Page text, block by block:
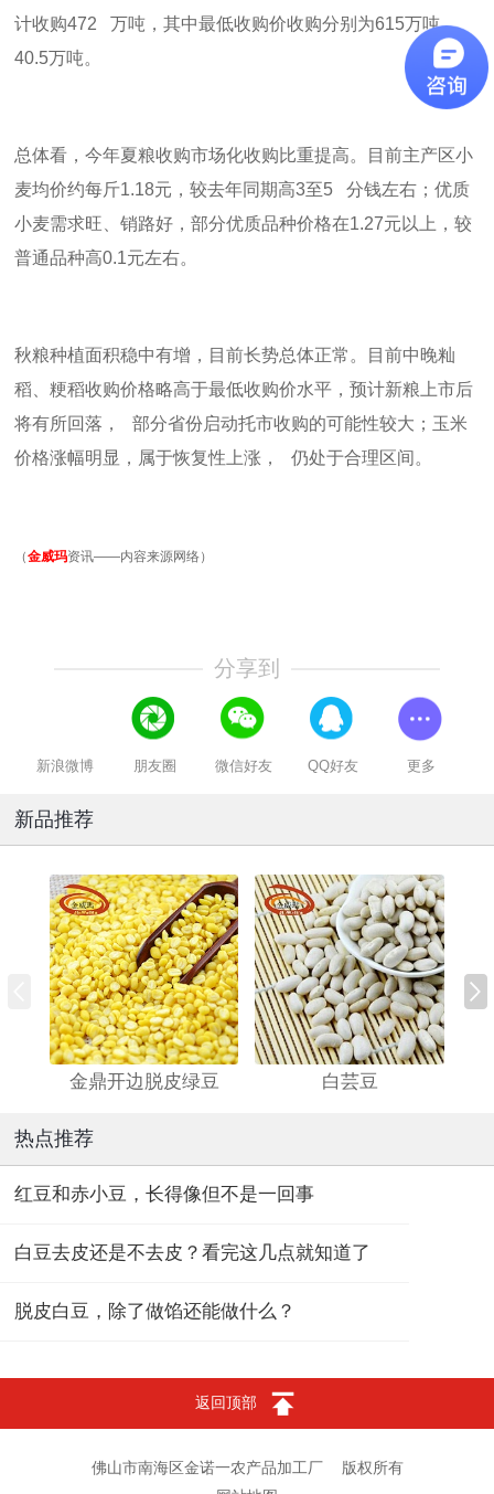
计收购472 万吨，其中最低收购价收购分别为615万吨、
40.5万吨。
总体看，今年夏粮收购市场化收购比重提高。目前主产区小
麦均价约每斤1.18元，较去年同期高3至5
分钱左右；优质
小麦需求旺、销路好，部分优质品种价格在1.27元以上，较
普通品种高0.1元左右。
秋粮种植面积稳中有增，目前长势总体正常。目前中晚籼
稻、粳稻收购价格略高于最低收购价水平，预计新粮上市后
将有所回落， 部分省份启动托市收购的可能性较大；玉米
价格涨幅明显，属于恢复性上涨， 仍处于合理区间。
（金威玛资讯——内容来源网络）
分享到
新浪微博 朋友圈 微信好友 QQ好友 更多
新品推荐
金鼎开边脱皮绿豆 白芸豆
热点推荐
红豆和赤小豆，长得像但不是一回事
白豆去皮还是不去皮？看完这几点就知道了
脱皮白豆，除了做馅还能做什么？
返回顶部
佛山市南海区金诺一农产品加工厂
版权所有